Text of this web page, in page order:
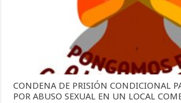
CONDENA DE PRISIÓN CONDICIONAL
POR ABUSO SEXUAL EN UN LOCAL